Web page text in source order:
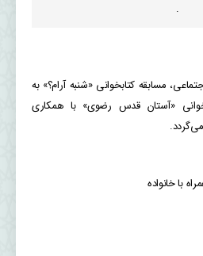
.
مسابقه کتابخوانی «شنبه آرام؟» به
«آستان قدس رضوی» با همکاری
می‌گردد.